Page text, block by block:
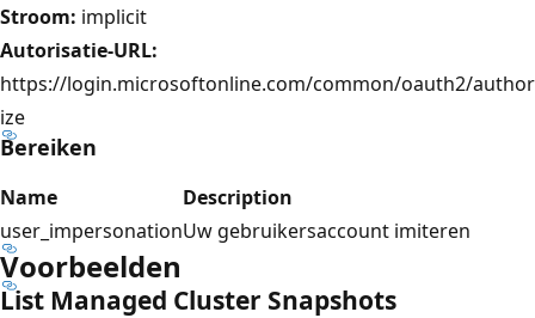
Stroom: implicit
Autorisatie-URL:
https://login.microsoftonline.com/common/oauth2/author
ize
Bereiken
Name
Description
user_impersonationUw gebruikersaccount imiteren
Voorbeelden
List Managed Cluster Snapshots